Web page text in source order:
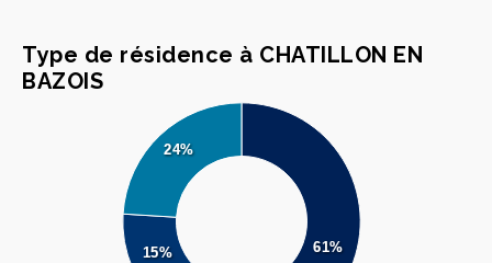
Type de résidence à CHATILLON EN
BAZOIS
61%
15%
24%